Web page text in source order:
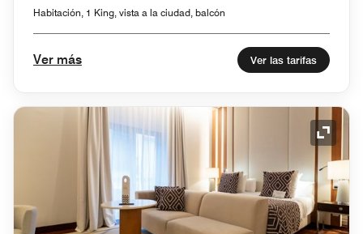
Habitación, 1 King, vista a la ciudad, balcón
Ver más Ver las tarifas
Icono